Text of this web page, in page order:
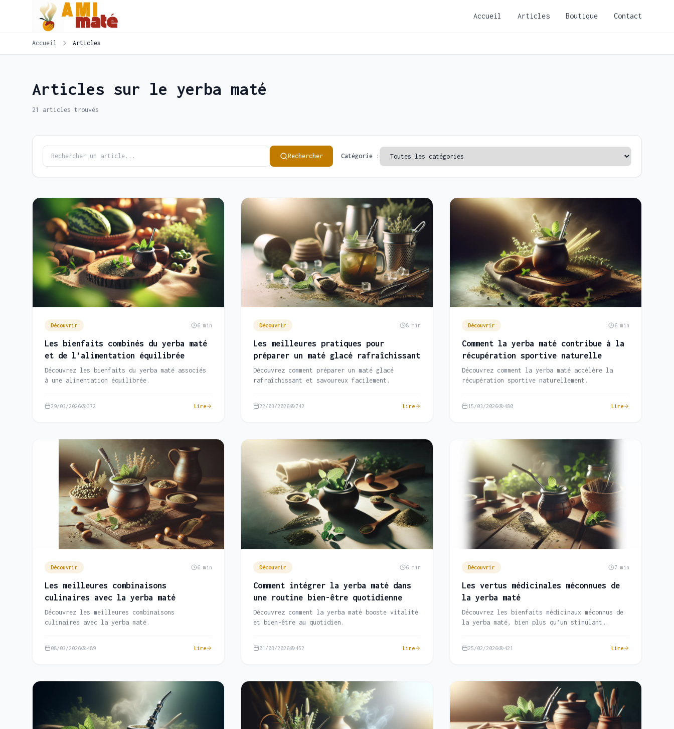
Accueil Articles Boutique Contact
Accueil Articles
Articles sur le yerba maté
21 articles trouvés
Rechercher Catégorie :
Découvrir 6 min
Les bienfaits combinés du yerba maté
et de l’alimentation équilibrée
Découvrez les bienfaits du yerba maté associés
à une alimentation équilibrée.
29/03/2026 372 Lire
Découvrir 8 min
Les meilleures pratiques pour
préparer un maté glacé rafraîchissant
Découvrez comment préparer un maté glacé
rafraîchissant et savoureux facilement.
22/03/2026 742 Lire
Découvrir 6 min
Comment la yerba maté contribue à la
récupération sportive naturelle
Découvrez comment la yerba maté accélère la
récupération sportive naturellement.
15/03/2026 480 Lire
Découvrir 6 min
Les meilleures combinaisons
culinaires avec la yerba maté
Découvrez les meilleures combinaisons
culinaires avec la yerba maté.
08/03/2026 489 Lire
Découvrir 6 min
Comment intégrer la yerba maté dans
une routine bien-être quotidienne
Découvrez comment la yerba maté booste vitalité
et bien-être au quotidien.
01/03/2026 452 Lire
Découvrir 7 min
Les vertus médicinales méconnues de
la yerba maté
Découvrez les bienfaits médicinaux méconnus de
la yerba maté, bien plus qu’un stimulant
25/02/2026 421 Lire